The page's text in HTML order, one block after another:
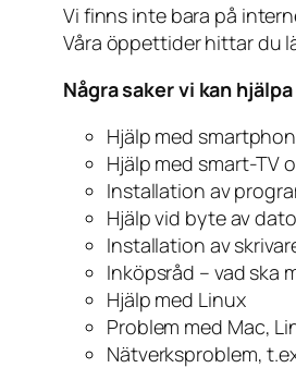
Vi finns inte bara på
Våra öppettider hittar du
Några saker vi kan
Hjälp med
Hjälp med smart-TV
Installation av
Hjälp vid byte av
Installation av
Inköpsråd – vad ska
Hjälp med Linux
Problem med Mac,
Nätverksproblem,